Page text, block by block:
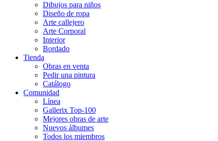
Dibujos para niños
Diseño de ropa
Arte callejero
Arte Corporal
Interior
Bordado
Tienda
Obras en venta
Pedir una pintura
Catálogo
Comunidad
Línea
Gallerix Top-100
Mejores obras de arte
Nuevos álbumes
Todos los miembros